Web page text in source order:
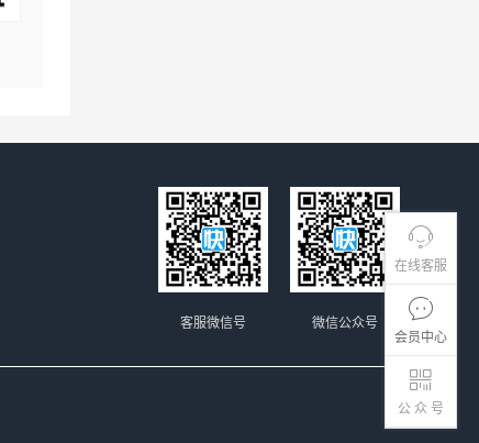
在线客服
会员中心
公 众 号
微信公众号
客服微信号